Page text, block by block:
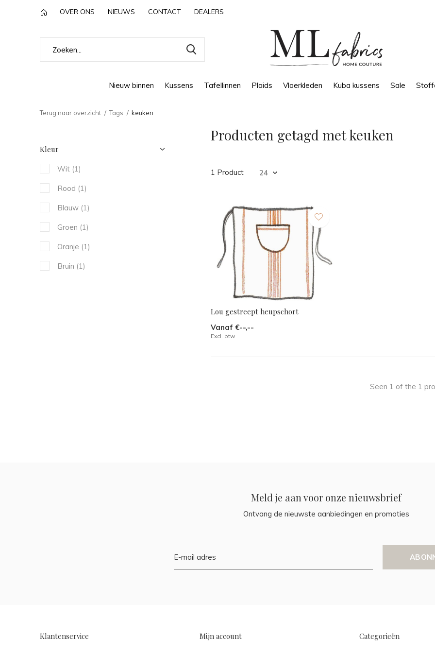
Nieuw binnen Kussens Tafellinnen Plaids Vloerkleden Kuba kussens Sale
OVER ONS NIEUWS CONTACT DEALERS
Terug naar overzicht Tags keuken
Producten getagd met keuken
1 Product
Lou gestreept heupschort
Vanaf €--,--
Excl. btw
Seen 1 of the 1
Kleur
Wit (1)
Rood (1)
Blauw (1)
Groen (1)
Oranje (1)
Bruin (1)
Meld je aan voor onze nieuwsbrief
Ontvang de nieuwste aanbiedingen en promoties
Klantenservice Mijn account Categorieën